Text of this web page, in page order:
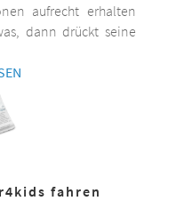
aufrecht erhalten
dann drückt seine
fahren